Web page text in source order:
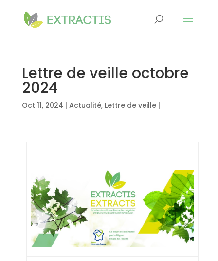
Lettre de veille octobre
2024
Oct 11, 2024 | Actualité, Lettre de veille|